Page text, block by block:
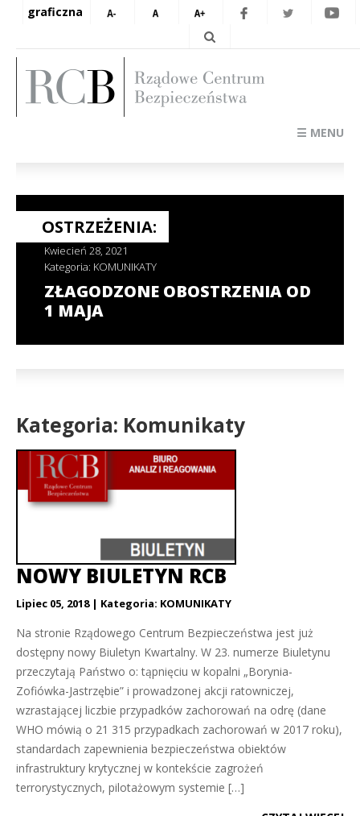
graficzna
☰ MENU
OSTRZEŻENIA:
Kwiecień 28, 2021
Kategoria: KOMUNIKATY
ZŁAGODZONE OBOSTRZENIA OD
1 MAJA
Kategoria: Komunikaty
NOWY BIULETYN RCB
Lipiec 05, 2018 Kategoria: KOMUNIKATY
Na stronie Rządowego Centrum Bezpieczeństwa jest już
dostępny nowy Biuletyn Kwartalny. W 23. numerze Biuletynu
przeczytają Państwo o: tąpnięciu w kopalni „Borynia-
Zofiówka-Jastrzębie” i prowadzonej akcji ratowniczej,
wzrastającej liczbie przypadków zachorowań na odrę (dane
WHO mówią o 21 315 przypadkach zachorowań w 2017 roku),
standardach zapewnienia bezpieczeństwa obiektów
infrastruktury krytycznej w kontekście zagrożeń
terrorystycznych, pilotażowym systemie […]